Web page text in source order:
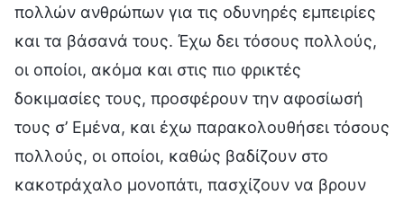
πολλών ανθρώπων για τις οδυνηρές εμπειρίες
και τα βάσανά τους. Έχω δει τόσους πολλούς,
οι οποίοι, ακόμα και στις πιο φρικτές
δοκιμασίες τους, προσφέρουν την αφοσίωσή
τους σ’ Εμένα, και έχω παρακολουθήσει τόσους
πολλούς, οι οποίοι, καθώς βαδίζουν στο
κακοτράχαλο μονοπάτι, πασχίζουν να βρουν